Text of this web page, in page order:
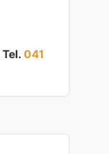
Tel. 041